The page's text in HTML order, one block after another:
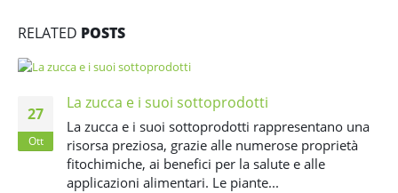
RELATED POSTS
27
Ott
La zucca e i suoi sottoprodotti
La zucca e i suoi sottoprodotti rappresentano una
risorsa preziosa, grazie alle numerose proprietà
fitochimiche, ai benefici per la salute e alle
applicazioni alimentari. Le piante...